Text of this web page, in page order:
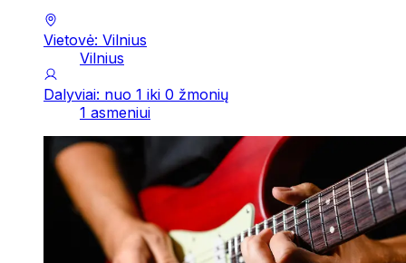
Vietovė: Vilnius
Vilnius
Dalyviai: nuo 1 iki 0 žmonių
1 asmeniui